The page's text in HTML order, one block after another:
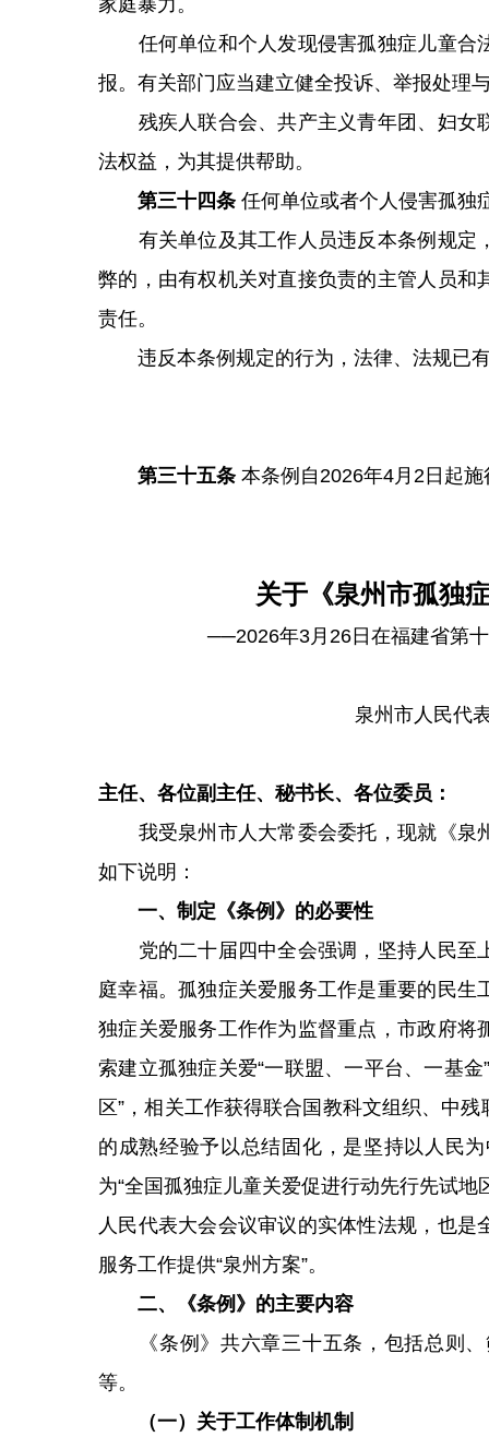
家庭暴力。
任何单位和个人发现侵害孤独症儿童合
报。有关部门应当建立健全投诉、举报处理
残疾人联合会、共产主义青年团、妇女
法权益，为其提供帮助。
第三十四条 任何单位或者个人侵害孤独
有关单位及其工作人员违反本条例规定
弊的，由有权机关对直接负责的主管人员
责任。
违反本条例规定的行为，法律、法规已
第三十五条 本条例自2026年4月2日起施
关于《泉州市孤独
──2026年3月26日在福建省第
泉州市人民代
主任、各位副主任、秘书长、各位委员：
我受泉州市人大常委会委托，现就《泉
如下说明：
一、制定《条例》的必要性
党的二十届四中全会强调，坚持人民至
庭幸福。孤独症关爱服务工作是重要的民
独症关爱服务工作作为监督重点，市政府
索建立孤独症关爱“一联盟、一平台、一基
区”，相关工作获得联合国教科文组织、中
的成熟经验予以总结固化，是坚持以人民
为“全国孤独症儿童关爱促进行动先行先试
人民代表大会会议审议的实体性法规，也
服务工作提供“泉州方案”。
二、《条例》的主要内容
《条例》共六章三十五条，包括总则、
等。
（一）关于工作体制机制